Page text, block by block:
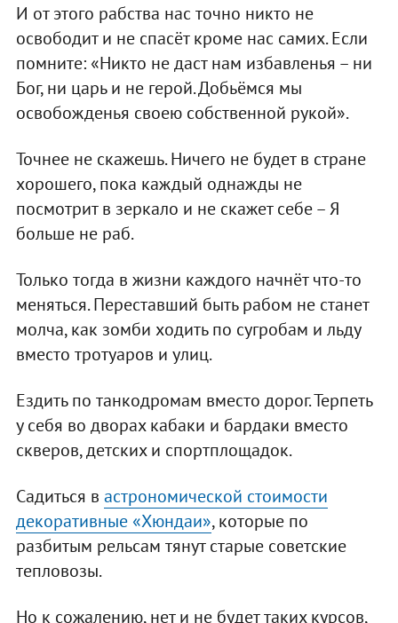
И от этого рабства нас точно никто не
освободит и не спасёт кроме нас самих. Если
помните: «Никто не даст нам избавленья – ни
Бог, ни царь и не герой. Добьёмся мы
освобожденья своею собственной рукой».
Точнее не скажешь. Ничего не будет в стране
хорошего, пока каждый однажды не
посмотрит в зеркало и не скажет себе – Я
больше не раб.
Только тогда в жизни каждого начнёт что-то
меняться. Переставший быть рабом не станет
молча, как зомби ходить по сугробам и льду
вместо тротуаров и улиц.
Ездить по танкодромам вместо дорог. Терпеть
у себя во дворах кабаки и бардаки вместо
скверов, детских и спортплощадок.
Садиться в астрономической стоимости
декоративные «Хюндаи», которые по
разбитым рельсам тянут старые советские
тепловозы.
Но к сожалению, нет и не будет таких курсов,